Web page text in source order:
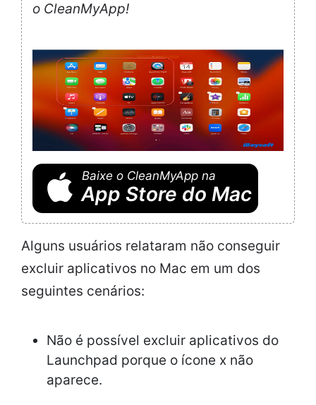
o CleanMyApp!
Baixe o CleanMyApp na
App Store do Mac
Alguns usuários relataram não conseguir
excluir aplicativos no Mac em um dos
seguintes cenários:
Não é possível excluir aplicativos do
Launchpad porque o ícone x não
aparece.